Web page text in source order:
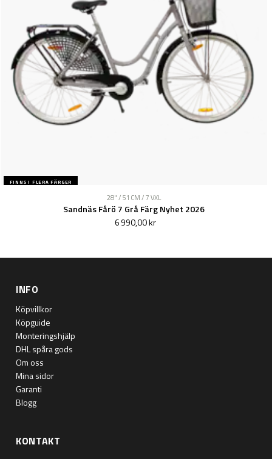
FINNS I FLERA FÄRGER
28" / 51 CM / 7 VXL
Sandnäs Fårö 7 Grå Färg Nyhet 2026
6 990,00 kr
INFO
Köpvillkor
Köpguide
Monteringshjälp
DHL spåra gods
Om oss
Mina sidor
Garanti
Blogg
KONTAKT